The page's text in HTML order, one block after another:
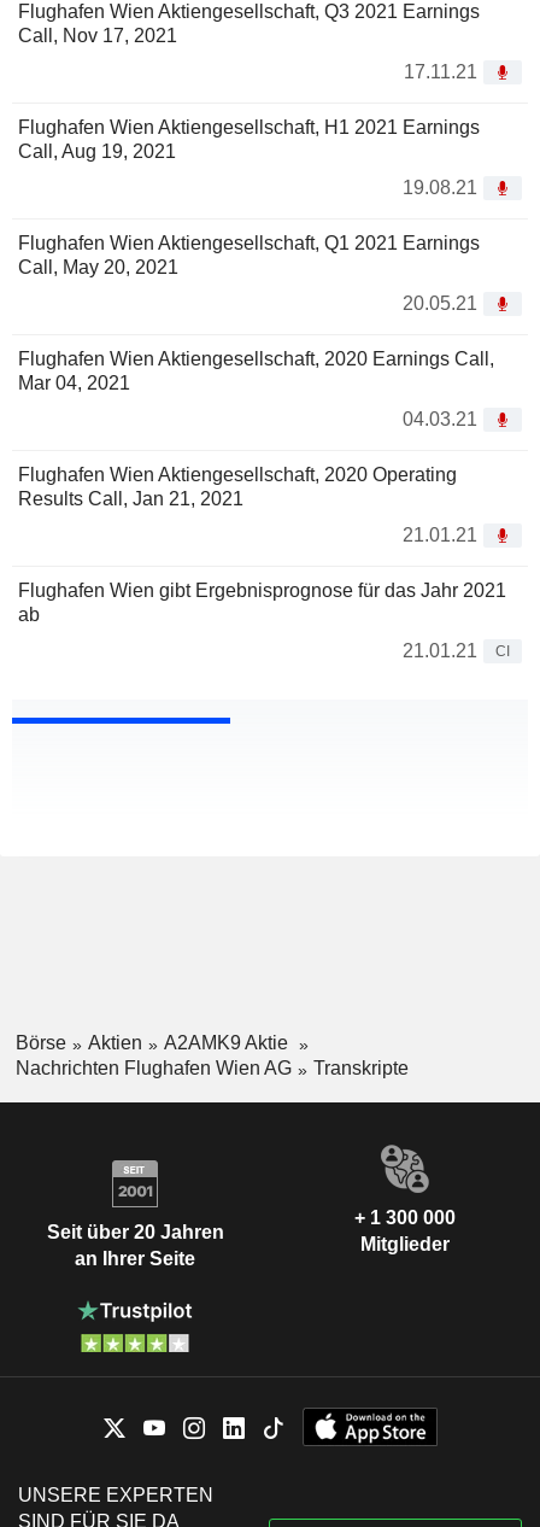
Flughafen Wien Aktiengesellschaft, Q3 2021 Earnings
Call, Nov 17, 2021
17.11.21
Flughafen Wien Aktiengesellschaft, H1 2021 Earnings
Call, Aug 19, 2021
19.08.21
Flughafen Wien Aktiengesellschaft, Q1 2021 Earnings
Call, May 20, 2021
20.05.21
Flughafen Wien Aktiengesellschaft, 2020 Earnings Call,
Mar 04, 2021
04.03.21
Flughafen Wien Aktiengesellschaft, 2020 Operating
Results Call, Jan 21, 2021
21.01.21
Flughafen Wien gibt Ergebnisprognose für das Jahr 2021
ab
21.01.21
CI
Börse Aktien
A2AMK9 Aktie
Nachrichten Flughafen Wien AG
Transkripte
Seit über 20 Jahren
an Ihrer Seite
+ 1 300 000
Mitglieder
UNSERE EXPERTEN
SIND FÜR SIE DA